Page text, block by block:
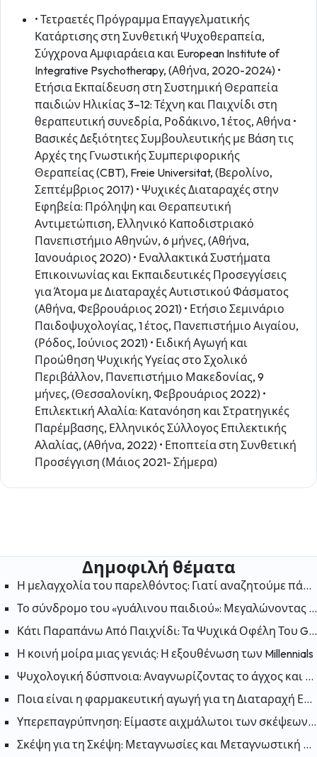
• Τετραετές Πρόγραμμα Επαγγελματικής
Κατάρτισης στη Συνθετική Ψυχοθεραπεία,
Σύγχρονα Αμφιαράεια και European Institute of
Integrative Psychotherapy, (Αθήνα, 2020-2024) •
Ετήσια Εκπαίδευση στη Συστημική Θεραπεία
παιδιών Ηλικίας 3–12: Τέχνη και Παιχνίδι στη
θεραπευτική συνεδρία, Ροδάκινο, 1 έτος, Αθήνα •
Βασικές Δεξιότητες Συμβουλευτικής με Βάση τις
Αρχές της Γνωστικής Συμπεριφορικής
Θεραπείας (CBT), Freie Universitat, (Βερολίνο,
Σεπτέμβριος 2017) • Ψυχικές Διαταραχές στην
Εφηβεία: Πρόληψη και Θεραπευτική
Αντιμετώπιση, Ελληνικό Καποδιστριακό
Πανεπιστήμιο Αθηνών, 6 μήνες, (Αθήνα,
Ιανουάριος 2020) • Εναλλακτικά Συστήματα
Επικοινωνίας και Εκπαιδευτικές Προσεγγίσεις
για Άτομα με Διαταραχές Αυτιστικού Φάσματος
(Αθήνα, Φεβρουάριος 2021) • Ετήσιο Σεμινάριο
Παιδοψυχολογίας, 1 έτος, Πανεπιστήμιο Αιγαίου,
(Ρόδος, Ιούνιος 2021) • Ειδική Αγωγή και
Προώθηση Ψυχικής Υγείας στο Σχολικό
Περιβάλλον, Πανεπιστήμιο Μακεδονίας, 9
μήνες, (Θεσσαλονίκη, Φεβρουάριος 2022) •
Επιλεκτική Αλαλία: Κατανόηση και Στρατηγικές
Παρέμβασης, Ελληνικός Σύλλογος Επιλεκτικής
Αλαλίας, (Αθήνα, 2022) • Εποπτεία στη Συνθετική
Προσέγγιση (Μάιος 2021- Σήμερα)
Δημοφιλή θέματα
Η μελαγχολία του παρελθόντος: Γιατί αναζητούμε πάντα την ευτυχία στις «παλιές καλές μέρες»;
Το σύνδρομο του «γυάλινου παιδιού»: Μεγαλώνοντας στη σκιά ενός αδελφού με ειδικές ανάγκες
Κάτι Παραπάνω Από Παιχνίδι: Τα Ψυχικά Οφέλη Του Gaming
Η κοινή μοίρα μιας γενιάς: Η εξουθένωση των Millennials
Ψυχολογική δύσπνοια: Αναγνωρίζοντας το άγχος και την ανησυχία
Ποια είναι η φαρμακευτική αγωγή για τη Διαταραχή Ελλειμματικής Προσοχής και Υπερκινητικότητας (ΔΕΠΥ);
Υπερεπαγρύπνηση: Είμαστε αιχμάλωτοι των σκέψεων μας; Πως μπορούμε να «απελευθερωθούμε»;
Σκέψη για τη Σκέψη: Μεταγνωσίες και Μεταγνωστική Θεραπεία